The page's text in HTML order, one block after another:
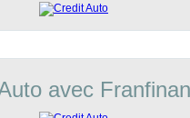
avec